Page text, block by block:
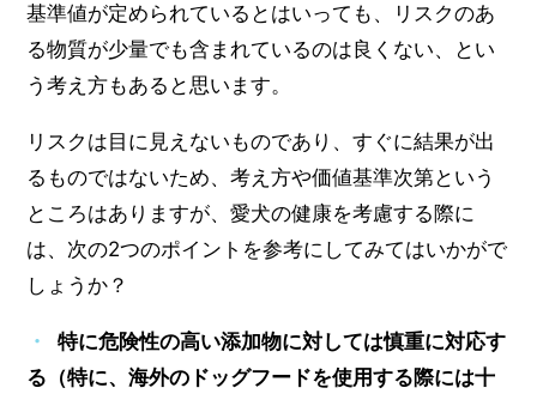
基準値が定められているとはいっても、リスクのあ
る物質が少量でも含まれているのは良くない、とい
う考え方もあると思います。
リスクは目に見えないものであり、すぐに結果が出
るものではないため、考え方や価値基準次第という
ところはありますが、愛犬の健康を考慮する際に
は、次の2つのポイントを参考にしてみてはいかがで
しょうか？
特に危険性の高い添加物に対しては慎重に対応す
る（特に、海外のドッグフードを使用する際には十